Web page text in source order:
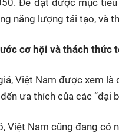
đổi số
Chậm
Mái
Các
khác
năng lượng tái tạo, và
cơ hội và thách thức
Việt Nam được xem
ưa thích của các “đại
Việt Nam cũng đang có